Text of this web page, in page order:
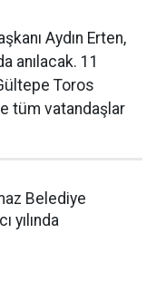
Aydın Erten,
anılacak. 11
Toros
tüm vatandaşlar
Belediye
yılında